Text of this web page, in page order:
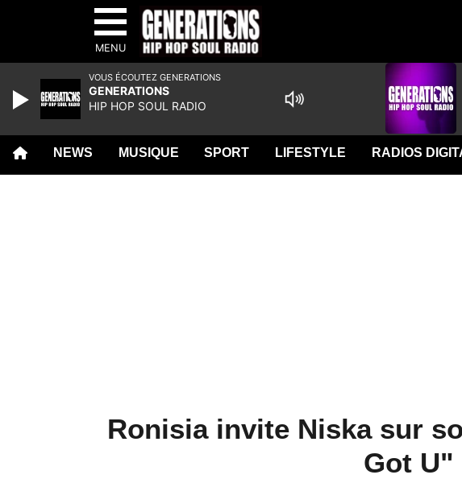
MENU
NEWS MUSIQUE SPORT LIFESTYLE RADIOS
Ronisia invite Niska sur
Got U"
VOUS ÉCOUTEZ GENERATIONS
GENERATIONS
HIP HOP SOUL RADIO